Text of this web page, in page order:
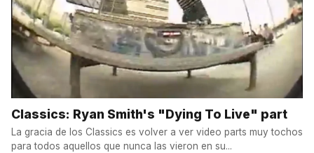
Classics: Ryan Smith's "Dying To Live" part
La gracia de los Classics es volver a ver video parts muy tochos
para todos aquellos que nunca las vieron en su...